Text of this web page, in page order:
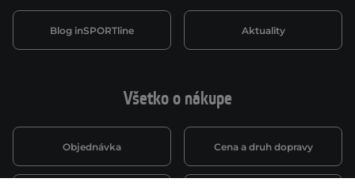
Všetko o nákupe
Objednávka Cena a druh dopravy
Blog inSPORTline Aktuality